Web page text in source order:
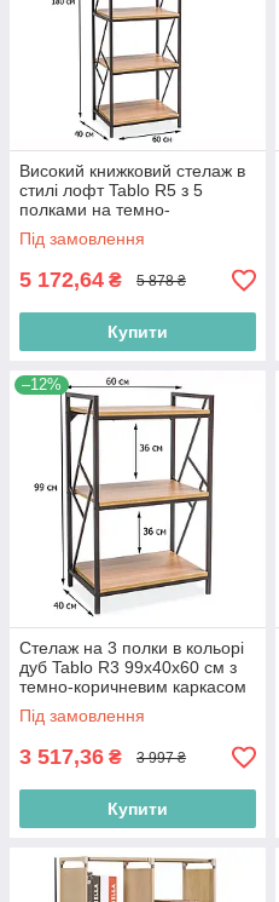
Високий книжковий стелаж в
стилі лофт Tablo R5 з 5
полками на темно-
коричневому каркасі для
вітальні
Під замовлення
5 172,64 ₴ 5 878 ₴
Купити
–12%
Стелаж на 3 полки в кольорі
дуб Tablo R3 99х40х60 см з
темно-коричневим каркасом
для офісу в стилі лофт
Під замовлення
3 517,36 ₴ 3 997 ₴
Купити